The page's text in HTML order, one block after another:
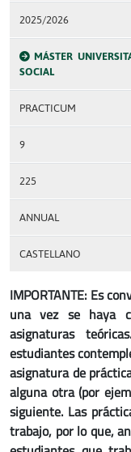
2025/2026
MÁSTER
SOCIAL
PRACTICUM
9
225
ANNUAL
CASTELLANO
IMPORTANTE: Es
una vez se haya
asignaturas
estudiantes
asignatura de
alguna otra (por
siguiente. Las
trabajo, por lo que,